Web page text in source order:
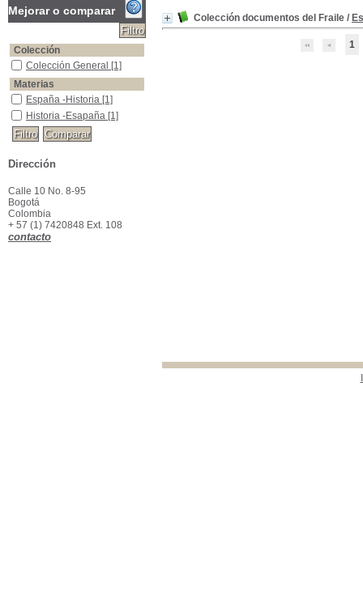
Colección documentos del Fraile /
1
Mejorar o comparar
Colección
Colección General
Colección General [1]
Materias
España -Historia
España -Historia [1]
Historia -Esapaña
Historia -Esapaña [1]
Dirección
Calle 10 No. 8-95
Bogotá
Colombia
+ 57 (1) 7420848 Ext. 108
contacto